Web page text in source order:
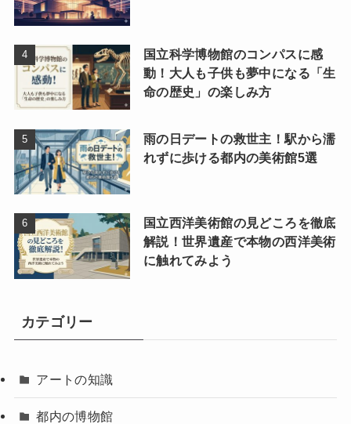
国立科学博物館のコンパスに感
動！大人も子供も夢中になる「生
命の歴史」の楽しみ方
雨の日デートの救世主！駅から濡
れずに歩ける都内の美術館5選
国立西洋美術館の見どころを徹底
解説！世界遺産で本物の西洋美術
に触れてみよう
カテゴリー
アートの知識
都内の博物館